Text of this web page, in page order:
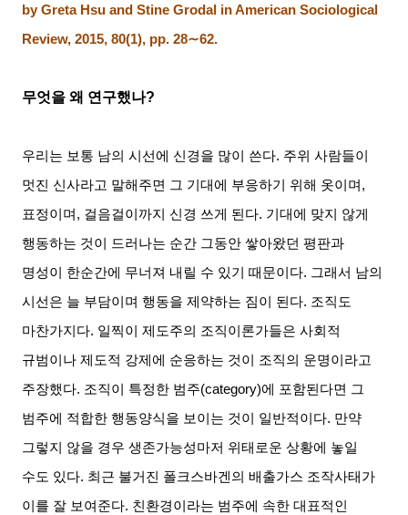
by Greta Hsu and Stine Grodal in American Sociological
Review, 2015, 80(1), pp. 28∼62.
무엇을 왜 연구했나?
우리는 보통 남의 시선에 신경을 많이 쓴다. 주위 사람들이
멋진 신사라고 말해주면 그 기대에 부응하기 위해 옷이며 ,
표정이며 , 걸음걸이까지 신경 쓰게 된다. 기대에 맞지 않게
행동하는 것이 드러나는 순간 그동안 쌓아왔던 평판과
명성이 한순간에 무너져 내릴 수 있기 때문이다. 그래서 남의
시선은 늘 부담이며 행동을 제약하는 짐이 된다. 조직도
마찬가지다. 일찍이 제도주의 조직이론가들은 사회적
규범이나 제도적 강제에 순응하는 것이 조직의 운명이라고
주장했다. 조직이 특정한 범주(category)에 포함된다면 그
범주에 적합한 행동양식을 보이는 것이 일반적이다. 만약
그렇지 않을 경우 생존가능성마저 위태로운 상황에 놓일
수도 있다. 최근 불거진 폴크스바겐의 배출가스 조작사태가
이를 잘 보여준다. 친환경이라는 범주에 속한 대표적인